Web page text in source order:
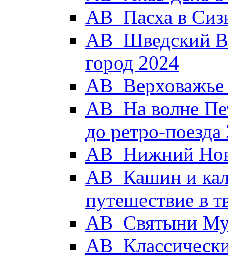
АВ_Пасха в
АВ_Шведский
город 2024
АВ_Верховажье
АВ_На волне
до ретро-поезда
АВ_Нижний
АВ_Кашин и
путешествие в
АВ_Святыни